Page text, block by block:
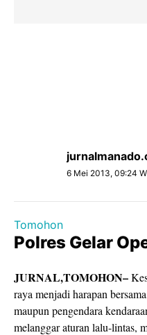
6 Mei 2013, 09:24
Tomohon
Polres Gelar
JURNAL,TOMOHON–
raya menjadi harapan
maupun pengendara
melanggar aturan lalu-lintas,